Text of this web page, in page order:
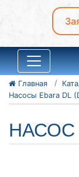
Главная
НАСОС